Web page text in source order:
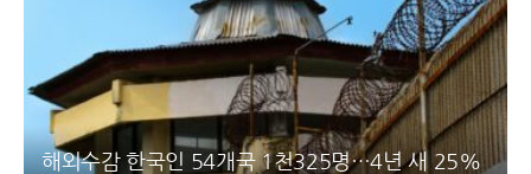
해외수감 한국인 54개국 1천325명…4년 새 25%